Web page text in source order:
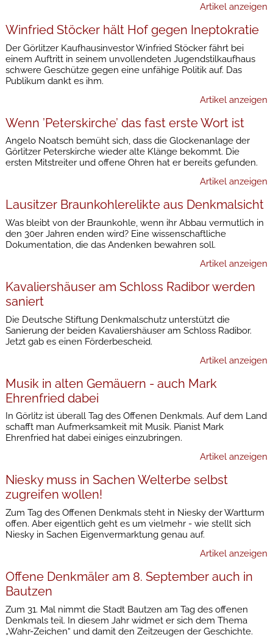
Artikel anzeigen
Winfried Stöcker hält Hof gegen Ineptokratie
Der Görlitzer Kaufhausinvestor Winfried Stöcker fährt bei
einem Auftritt in seinem unvollendeten Jugendstilkaufhaus
schwere Geschütze gegen eine unfähige Politik auf. Das
Publikum dankt es ihm.
Artikel anzeigen
Wenn ’Peterskirche’ das fast erste Wort ist
Angelo Noatsch bemüht sich, dass die Glockenanlage der
Görlitzer Peterskirche wieder alte Klänge bekommt. Die
ersten Mitstreiter und offene Ohren hat er bereits gefunden.
Artikel anzeigen
Lausitzer Braunkohlerelikte aus Denkmalsicht
Was bleibt von der Braunkohle, wenn ihr Abbau vermutlich in
den 30er Jahren enden wird? Eine wissenschaftliche
Dokumentation, die das Andenken bewahren soll.
Artikel anzeigen
Kavaliershäuser am Schloss Radibor werden
saniert
Die Deutsche Stiftung Denkmalschutz unterstützt die
Sanierung der beiden Kavaliershäuser am Schloss Radibor.
Jetzt gab es einen Förderbescheid.
Artikel anzeigen
Musik in alten Gemäuern - auch Mark
Ehrenfried dabei
In Görlitz ist überall Tag des Offenen Denkmals. Auf dem Land
schafft man Aufmerksamkeit mit Musik. Pianist Mark
Ehrenfried hat dabei einiges einzubringen.
Artikel anzeigen
Niesky muss in Sachen Welterbe selbst
zugreifen wollen!
Zum Tag des Offenen Denkmals steht in Niesky der Wartturm
offen. Aber eigentlich geht es um vielmehr - wie stellt sich
Niesky in Sachen Eigenvermarktung genau auf.
Artikel anzeigen
Offene Denkmäler am 8. September auch in
Bautzen
Zum 31. Mal nimmt die Stadt Bautzen am Tag des offenen
Denkmals teil. In diesem Jahr widmet er sich dem Thema
„Wahr-Zeichen“ und damit den Zeitzeugen der Geschichte.